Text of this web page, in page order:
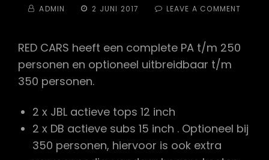
BY ADMIN
POSTED
2 JUNI 2017 LEAVE A COMMENT
RED CARS heeft een complete PA t/m 250
personen en optioneel uitbreidbaar t/m
350 personen.
2 x JBL actieve tops 12 inch
2 x DB actieve subs 15 inch . Optioneel bij
350 personen, hiervoor is ook extra